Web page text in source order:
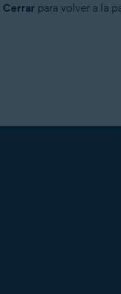
Cerrar para volver a la